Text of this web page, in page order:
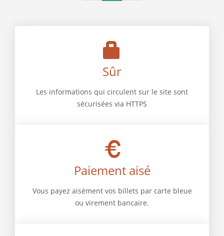
Sûr
Les informations qui circulent sur le site sont
sécurisées via HTTPS
Paiement aisé
Vous payez aisément vos billets par carte bleue
ou virement bancaire.